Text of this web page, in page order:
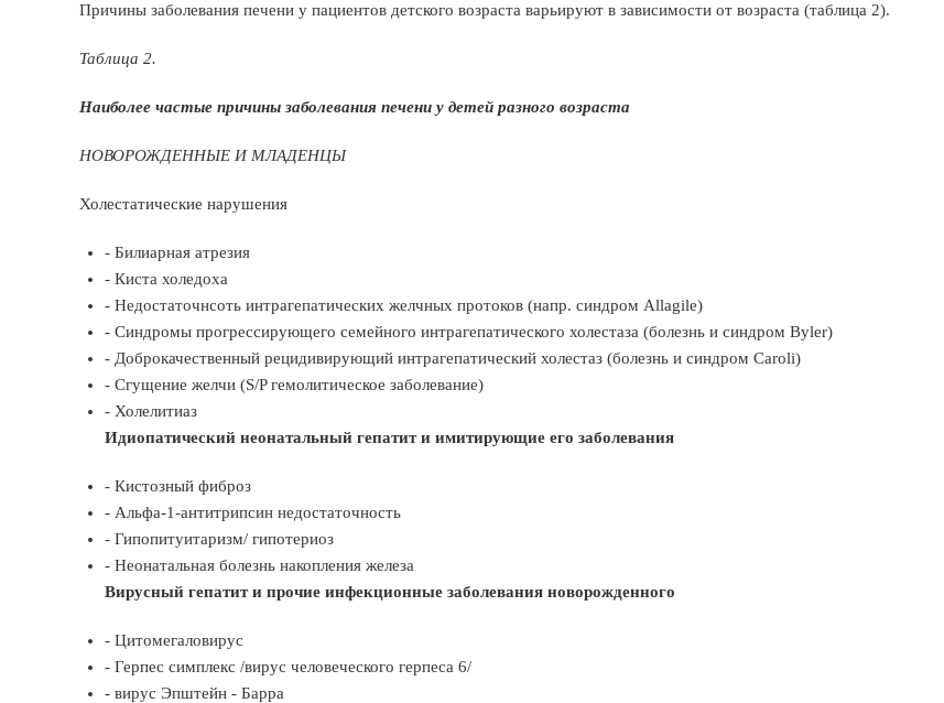
Причины заболевания печени у пациентов детского возраста варьируют в зависимости от возраста (таблица 2).
Таблица 2.
Наиболее частые причины заболевания печени у детей разного возраста
НОВОРОЖДЕННЫЕ И МЛАДЕНЦЫ
Холестатические нарушения
- Билиарная атрезия
- Киста холедоха
- Недостаточнсоть интрагепатических желчных протоков (напр. синдром Allagile)
- Синдромы прогрессирующего семейного интрагепатического холестаза (болезнь и синдром Byler)
- Доброкачественный рецидивирующий интрагепатический холестаз (болезнь и синдром Caroli)
- Сгущение желчи (S/P гемолитическое заболевание)
- Холелитиаз
Идиопатический неонатальный гепатит и имитирующие его заболевания
- Кистозный фиброз
- Альфа-1-антитрипсин недостаточность
- Гипопитуитаризм/ гипотериоз
- Неонатальная болезнь накопления железа
Вирусный гепатит и прочие инфекционные заболевания новорожденного
- Цитомегаловирус
- Герпес симплекс /вирус человеческого герпеса 6/
- вирус Эпштейн - Барра